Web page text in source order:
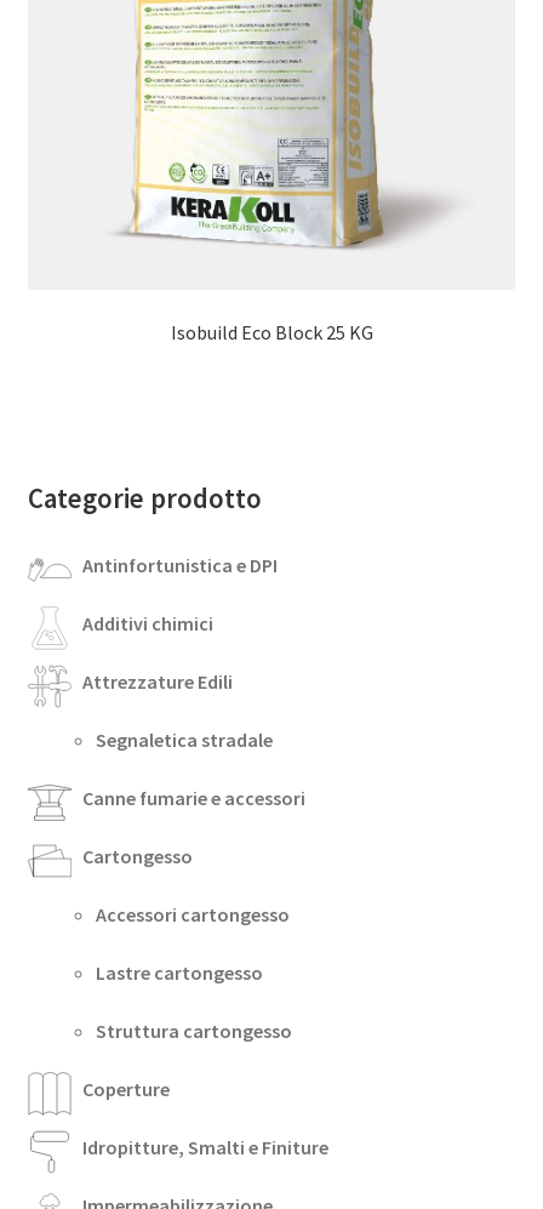
Isobuild Eco Block 25 KG
Categorie prodotto
Antinfortunistica e DPI
Additivi chimici
Attrezzature Edili
Segnaletica stradale
Canne fumarie e accessori
Cartongesso
Accessori cartongesso
Lastre cartongesso
Struttura cartongesso
Coperture
Idropitture, Smalti e Finiture